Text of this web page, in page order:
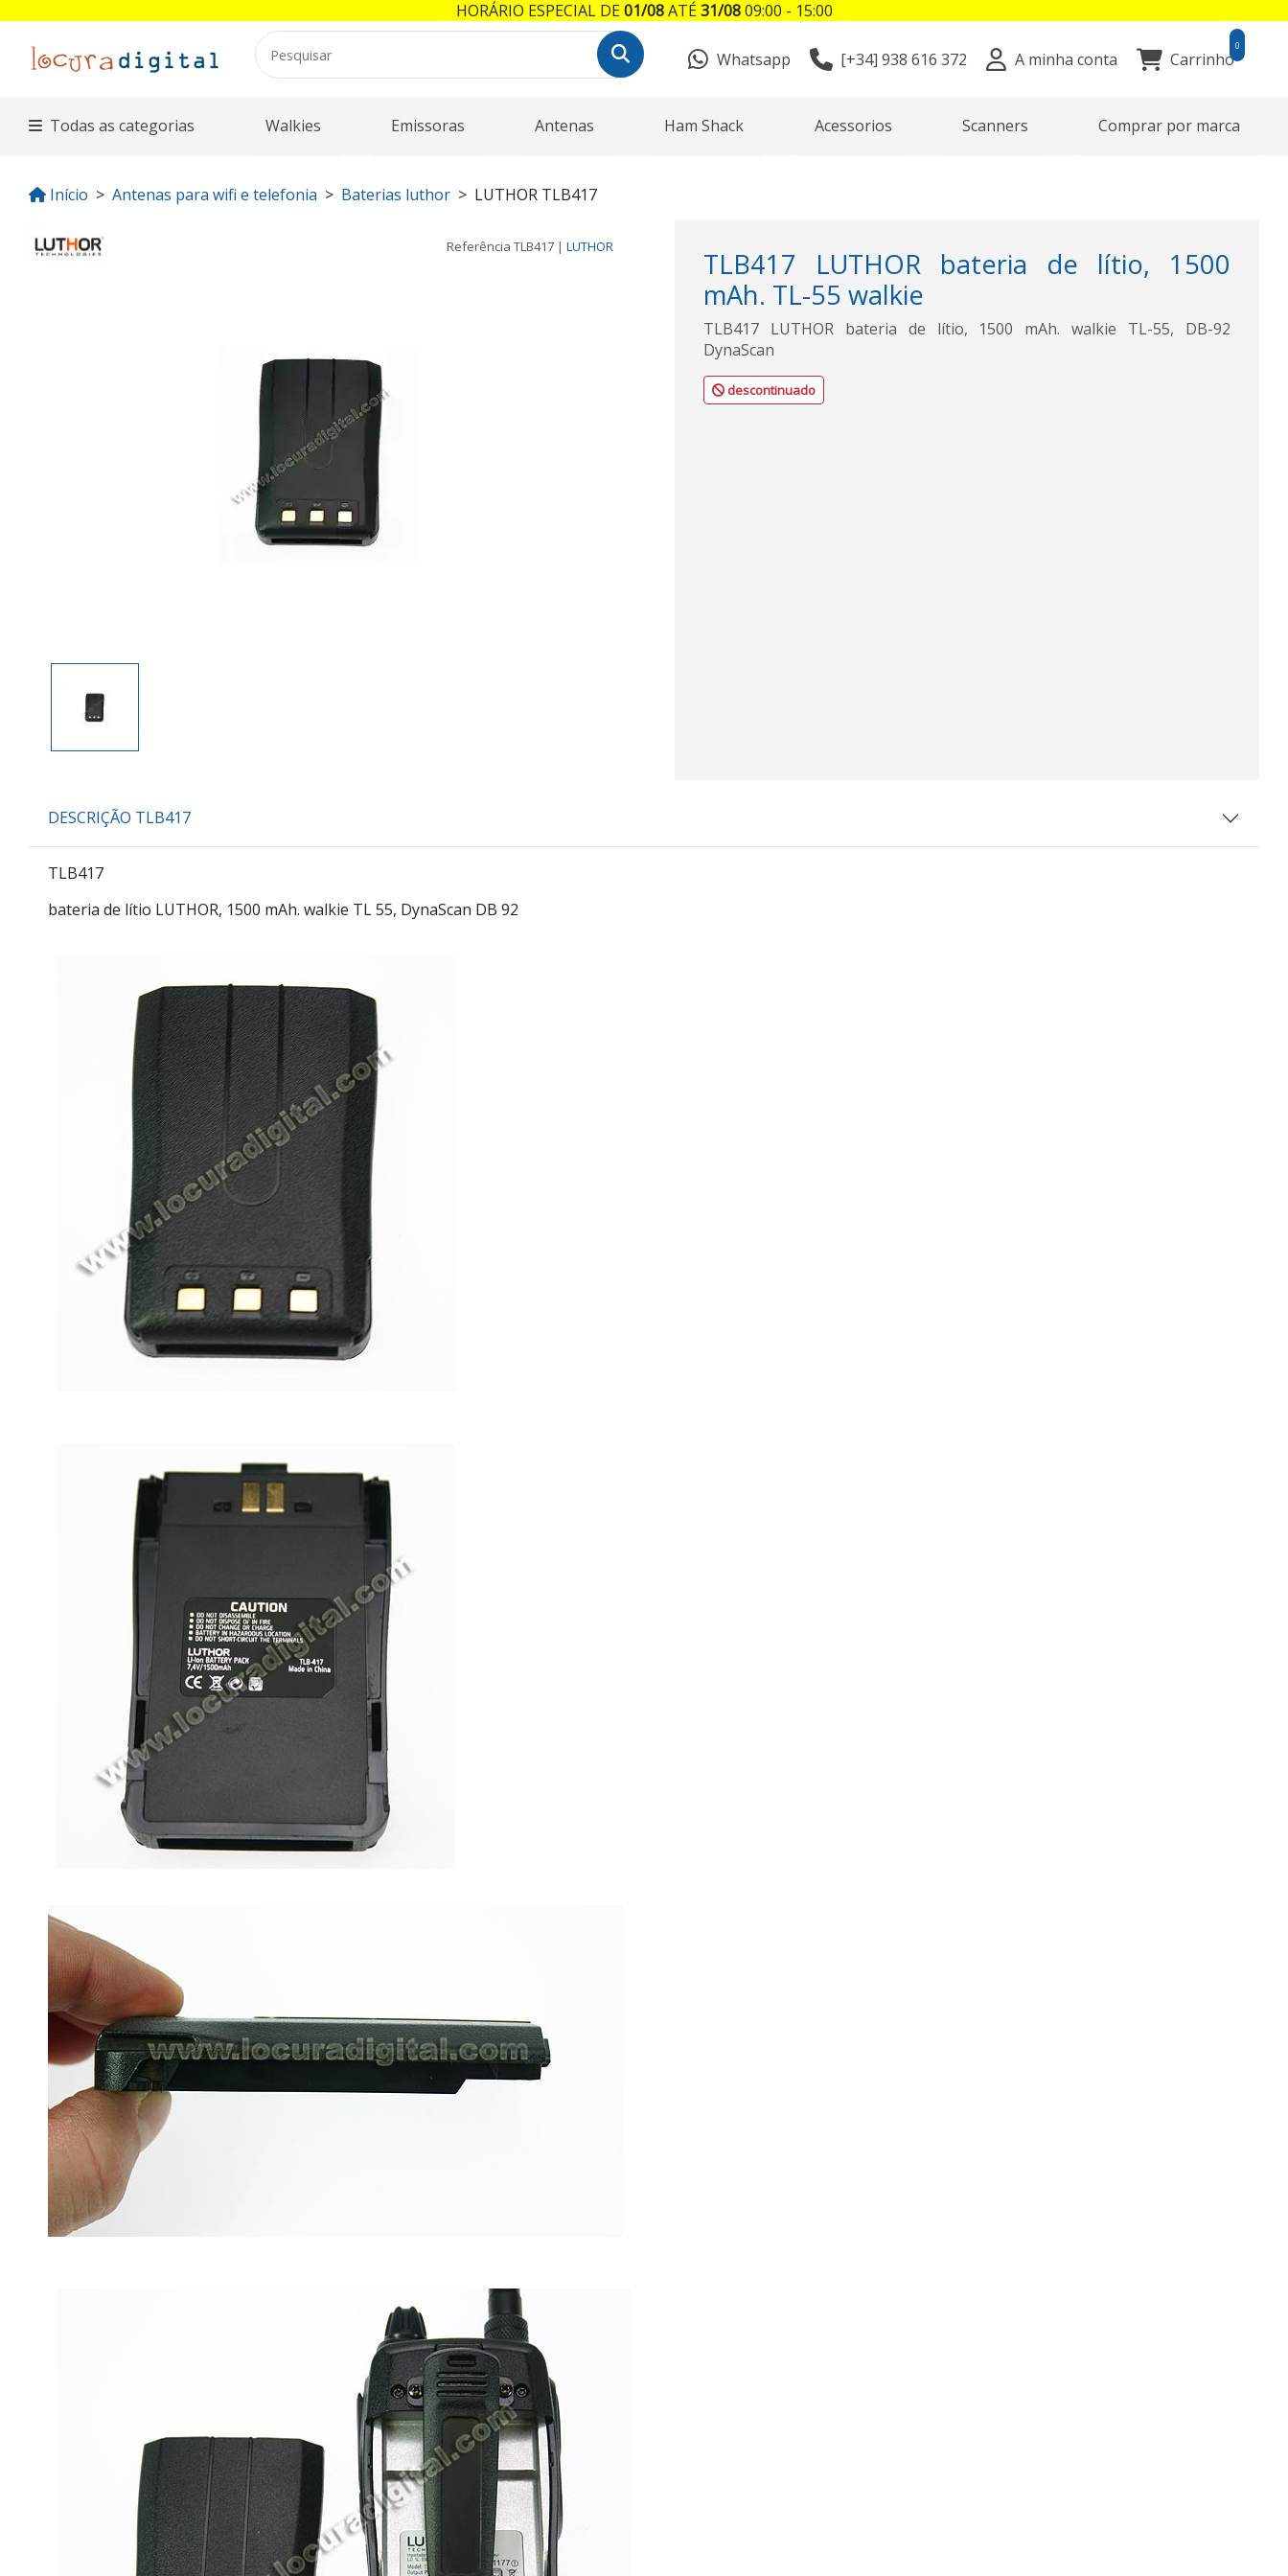
Whatsapp [+34] 938 616 372 A minha conta Carrinho
0
Todas as categorias Walkies Emissoras Antenas Ham Shack Acessorios Scanners Comprar por marca
Início Antenas para wifi e telefonia Baterias luthor LUTHOR TLB417
Referência TLB417 | LUTHOR
TLB417 LUTHOR bateria de lítio, 1500
mAh. TL-55 walkie
TLB417 LUTHOR bateria de lítio, 1500 mAh. walkie TL-55, DB-92
DynaScan
descontinuado
DESCRIÇÃO TLB417
TLB417
bateria de lítio LUTHOR, 1500 mAh. walkie TL 55, DynaScan DB 92
HORÁRIO ESPECIAL DE01/08ATÉ31/0809:00 - 15:00